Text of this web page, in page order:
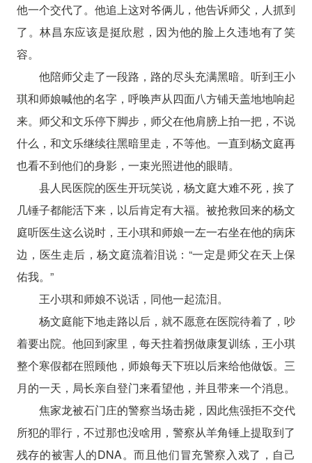
他一个交代了。他追上这对爷俩儿，他告诉师父，人抓到
了。林昌东应该是挺欣慰，因为他的脸上久违地有了笑
容。
他陪师父走了一段路，路的尽头充满黑暗。听到王小
琪和师娘喊他的名字，呼唤声从四面八方铺天盖地地响起
来。师父和文乐停下脚步，师父在他肩膀上拍一把，不说
什么，和文乐继续往黑暗里走，不等他。一直到杨文庭再
也看不到他们的身影，一束光照进他的眼睛。
县人民医院的医生开玩笑说，杨文庭大难不死，挨了
几锤子都能活下来，以后肯定有大福。被抢救回来的杨文
庭听医生这么说时，王小琪和师娘一左一右坐在他的病床
边，医生走后，杨文庭流着泪说：“一定是师父在天上保
佑我。”
王小琪和师娘不说话，同他一起流泪。
杨文庭能下地走路以后，就不愿意在医院待着了，吵
着要出院。他回到家里，每天拄着拐做康复训练，王小琪
整个寒假都在照顾他，师娘每天下班以后来给他做饭。三
月的一天，局长亲自登门来看望他，并且带来一个消息。
焦家龙被石门庄的警察当场击毙，因此焦强拒不交代
所犯的罪行，不过那也没啥用，警察从羊角锤上提取到了
残存的被害人的DNA。而且他们冒充警察入戏了，自己